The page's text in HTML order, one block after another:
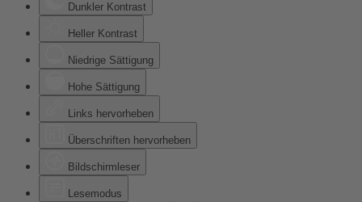
Dunkler Kontrast
Heller Kontrast
Niedrige Sättigung
Hohe Sättigung
Links hervorheben
Überschriften hervorheben
Bildschirmleser
Lesemodus